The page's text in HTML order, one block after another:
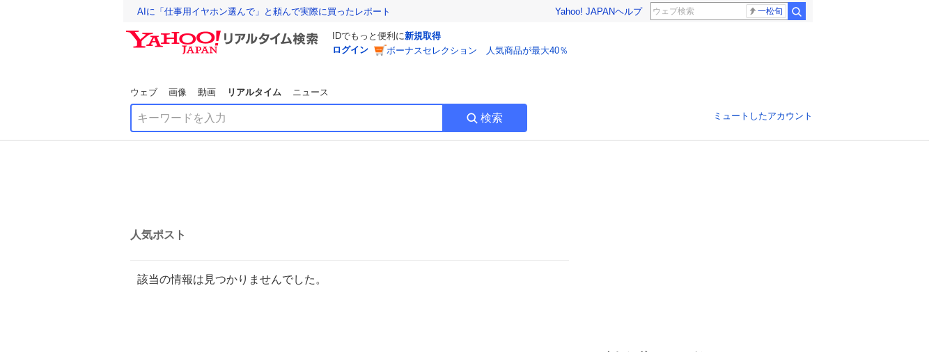
AIに「仕事用イヤホン選んで」と頼んで実際に買ったレポート Yahoo! JAPANヘルプ 一松旬
IDでもっと便利に新規取得
ログイン
ボーナスセレクション 人気商品が最大40％
ウェブ 画像 動画 リアルタイム ニュース
検索 ミュートしたアカウント
人気ポスト
該当の情報は見つかりませんでした。